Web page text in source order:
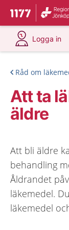
Till startsidan
Du har
Logga in
på
Råd om
Att ta
äldre
Att bli äldre
behandling
Åldrandet
läkemedel.
läkemedel